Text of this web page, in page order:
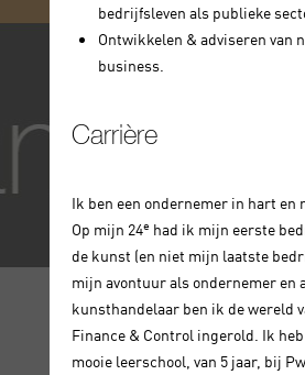
bedrijfsleven als publieke
Ontwikkelen & adviseren van
business.
Carrière
Ik ben een ondernemer in hart en
Op mijn 24e had ik mijn eerste
de kunst (en niet mijn laatste
mijn avontuur als ondernemer en
kunsthandelaar ben ik de wereld
Finance & Control ingerold. Ik heb
mooie leerschool, van 5 jaar, bij